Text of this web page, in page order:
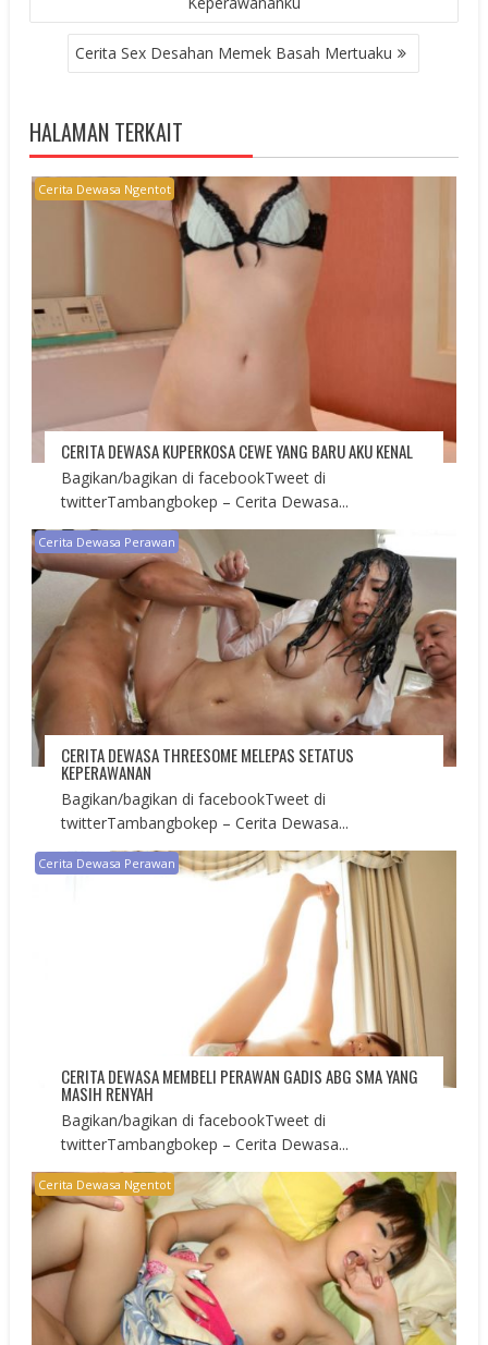
Cerita Sex Desahan Memek Basah Mertuaku
HALAMAN TERKAIT
Cerita Dewasa Ngentot
CERITA DEWASA KUPERKOSA CEWE YANG BARU AKU KENAL
Bagikan/bagikan di facebookTweet di
twitterTambangbokep – Cerita Dewasa...
Cerita Dewasa Perawan
CERITA DEWASA THREESOME MELEPAS SETATUS
KEPERAWANAN
Bagikan/bagikan di facebookTweet di
twitterTambangbokep – Cerita Dewasa...
Cerita Dewasa Perawan
CERITA DEWASA MEMBELI PERAWAN GADIS ABG SMA YANG
MASIH RENYAH
Bagikan/bagikan di facebookTweet di
twitterTambangbokep – Cerita Dewasa...
Cerita Dewasa Ngentot